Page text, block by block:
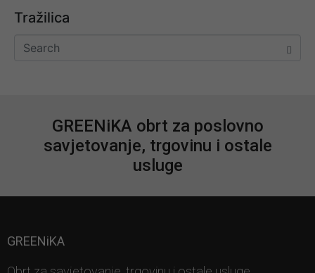
Tražilica
GREENiKA obrt za poslovno
savjetovanje, trgovinu i ostale
usluge
GREENiKA